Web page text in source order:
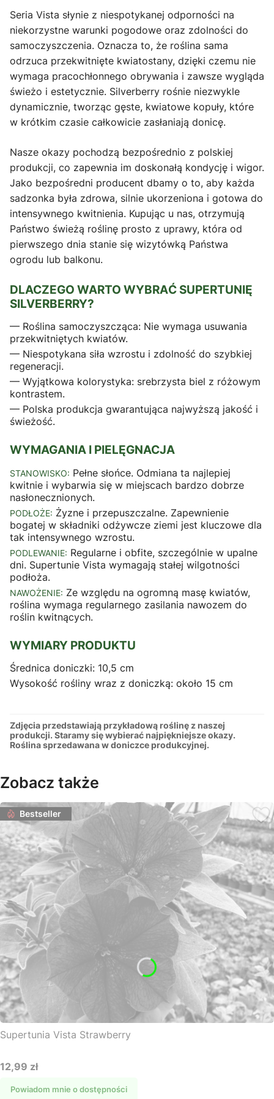
Seria Vista słynie z niespotykanej odporności na
niekorzystne warunki pogodowe oraz zdolności do
samoczyszczenia. Oznacza to, że roślina sama
odrzuca przekwitnięte kwiatostany, dzięki czemu nie
wymaga pracochłonnego obrywania i zawsze wygląda
świeżo i estetycznie. Silverberry rośnie niezwykle
dynamicznie, tworząc gęste, kwiatowe kopuły, które
w krótkim czasie całkowicie zasłaniają donicę.
Nasze okazy pochodzą bezpośrednio z polskiej
produkcji, co zapewnia im doskonałą kondycję i wigor.
Jako bezpośredni producent dbamy o to, aby każda
sadzonka była zdrowa, silnie ukorzeniona i gotowa do
intensywnego kwitnienia. Kupując u nas, otrzymują
Państwo świeżą roślinę prosto z uprawy, która od
pierwszego dnia stanie się wizytówką Państwa
ogrodu lub balkonu.
DLACZEGO WARTO WYBRAĆ SUPERTUNIĘ
SILVERBERRY?
— Roślina samoczyszcząca: Nie wymaga usuwania
przekwitniętych kwiatów.
— Niespotykana siła wzrostu i zdolność do szybkiej
regeneracji.
— Wyjątkowa kolorystyka: srebrzysta biel z różowym
kontrastem.
— Polska produkcja gwarantująca najwyższą jakość i
świeżość.
WYMAGANIA I PIELĘGNACJA
STANOWISKO: Pełne słońce. Odmiana ta najlepiej
kwitnie i wybarwia się w miejscach bardzo dobrze
nasłonecznionych.
PODŁOŻE: Żyzne i przepuszczalne. Zapewnienie
bogatej w składniki odżywcze ziemi jest kluczowe dla
tak intensywnego wzrostu.
PODLEWANIE: Regularne i obfite, szczególnie w upalne
dni. Supertunie Vista wymagają stałej wilgotności
podłoża.
NAWOŻENIE: Ze względu na ogromną masę kwiatów,
roślina wymaga regularnego zasilania nawozem do
roślin kwitnących.
WYMIARY PRODUKTU
Średnica doniczki: 10,5 cm
Wysokość rośliny wraz z doniczką: około 15 cm
Zdjęcia przedstawiają przykładową roślinę z naszej
produkcji. Staramy się wybierać najpiękniejsze okazy.
Roślina sprzedawana w doniczce produkcyjnej.
Zobacz także
Bestseller
Supertunia Vista Strawberry
Cena
12,99 zł
Powiadom mnie o dostępności